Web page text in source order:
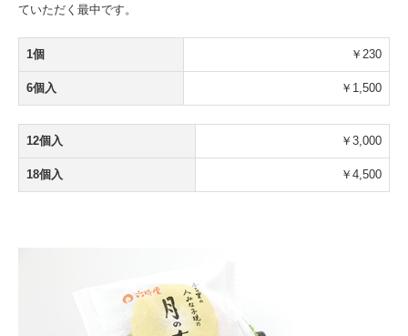
ていただく最中です。
1個 ￥230
6個入 ￥1,500
12個入 ￥3,000
18個入 ￥4,500